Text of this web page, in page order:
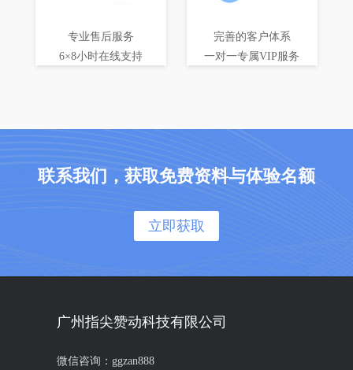
专业售后服务
6×8小时在线支持
完善的客户体系
一对一专属VIP服务
联系我们，获取免费资料与体验名额
立即获取
广州指尖赞动科技有限公司
微信咨询：ggzan888